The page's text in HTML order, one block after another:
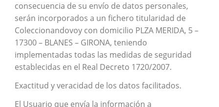
consecuencia de su envío de datos personales,
serán incorporados a un fichero titularidad de
Coleccionandovoy con domicilio PLZA MERIDA, 5 –
17300 – BLANES – GIRONA, teniendo
implementadas todas las medidas de seguridad
establecidas en el Real Decreto 1720/2007.
Exactitud y veracidad de los datos facilitados.
El Usuario que envía la información a